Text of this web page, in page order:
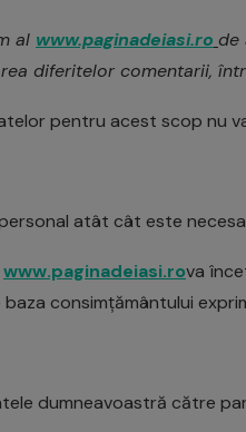
al www.paginadeiasi.ro de
diferitelor comentarii,
pentru acest scop nu
atât cât este
www.paginadeiasi.rova
baza consimțământului
dumneavoastră către